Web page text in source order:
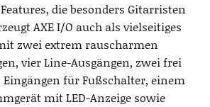
die besonders Gitarristen
AXE I/O auch als vielseitiges
zwei extrem rauscharmen
vier Line-Ausgängen, zwei frei
für Fußschalter, einem
mit LED-Anzeige sowie